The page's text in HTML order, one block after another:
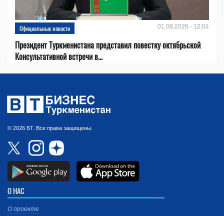
Официальные новости 01.08.2026 - 12:04
Президент Туркменистана представил повестку октябрьской
Консультативной встречи в...
© 2026 БТ. Все права защищены.
О НАС
О проекте